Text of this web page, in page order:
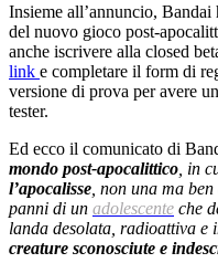
Insieme all’annuncio, Bandai
del nuovo gioco post-
anche iscrivere alla closed
link e completare il form di
versione di prova per avere
tester.
Ed ecco il comunicato di
mondo post-apocalittico , in
l’apocalisse , non una ma
panni di un adolescente che
landa desolata, radioattiva e
creature sconosciute e